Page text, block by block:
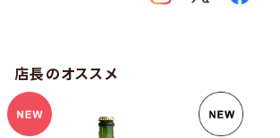
店長のオススメ